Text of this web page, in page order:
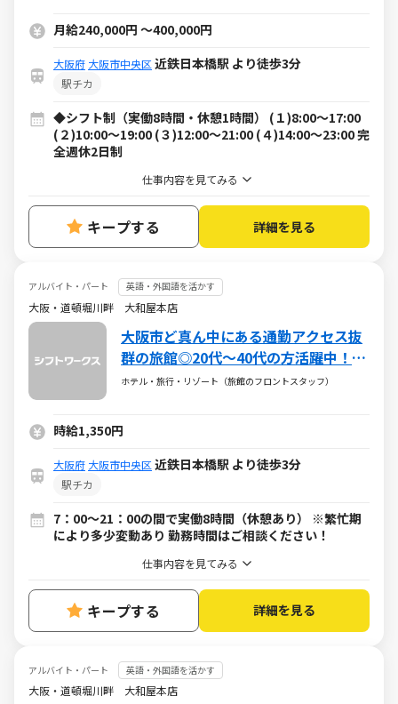
月給240,000円 ～400,000円
大阪府 大阪市中央区 近鉄日本橋駅 より徒歩3分
駅チカ
◆シフト制（実働8時間・休憩1時間） (１)8:00～17:00
(２)10:00～19:00 (３)12:00～21:00 (４)14:00～23:00 完
全週休2日制
仕事内容を見てみる
キープする 詳細を見る
アルバイト・パート 英語・外国語を活かす
大阪・道頓堀川畔 大和屋本店
大阪市ど真ん中にある通勤アクセス抜
群の旅館◎20代～40代の方活躍中！外
国語スキル活かせます★
ホテル・旅行・リゾート（旅館のフロントスタッフ）
時給1,350円
大阪府 大阪市中央区 近鉄日本橋駅 より徒歩3分
駅チカ
7：00～21：00の間で実働8時間（休憩あり） ※繁忙期
により多少変動あり 勤務時間はご相談ください！
仕事内容を見てみる
キープする 詳細を見る
アルバイト・パート 英語・外国語を活かす
大阪・道頓堀川畔 大和屋本店